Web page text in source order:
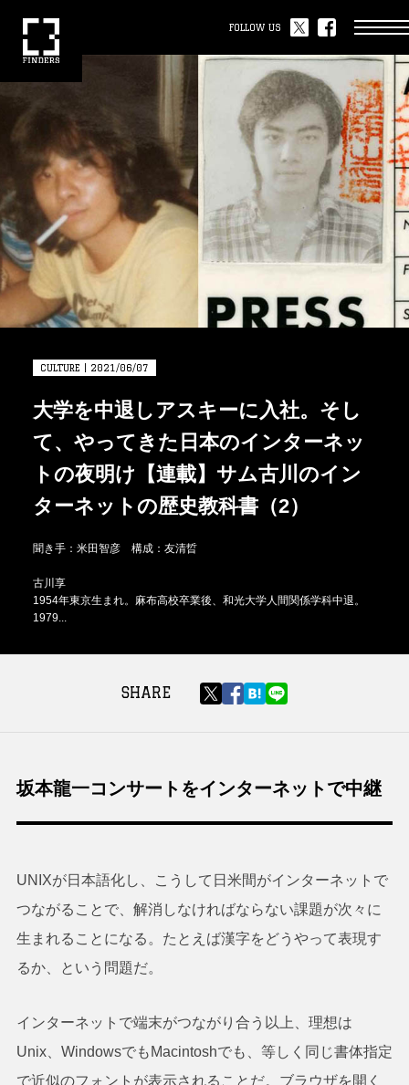
FOLLOW US
CULTURE | 2021/06/07
大学を中退しアスキーに入社。そし
て、やってきた日本のインターネッ
トの夜明け【連載】サム古川のイン
ターネットの歴史教科書（2）
聞き手：米田智彦 構成：友清晢
古川享
1954年東京生まれ。麻布高校卒業後、和光大学人間関係学科中退。
1979...
SHARE
坂本龍一コンサートをインターネットで中継
UNIXが日本語化し、こうして日米間がインターネットで
つながることで、解消しなければならない課題が次々に
生まれることになる。たとえば漢字をどうやって表現す
るか、という問題だ。
インターネットで端末がつながり合う以上、理想は
Unix、WindowsでもMacintoshでも、等しく同じ書体指定
で近似のフォントが表示されることだ。ブラウザを開く